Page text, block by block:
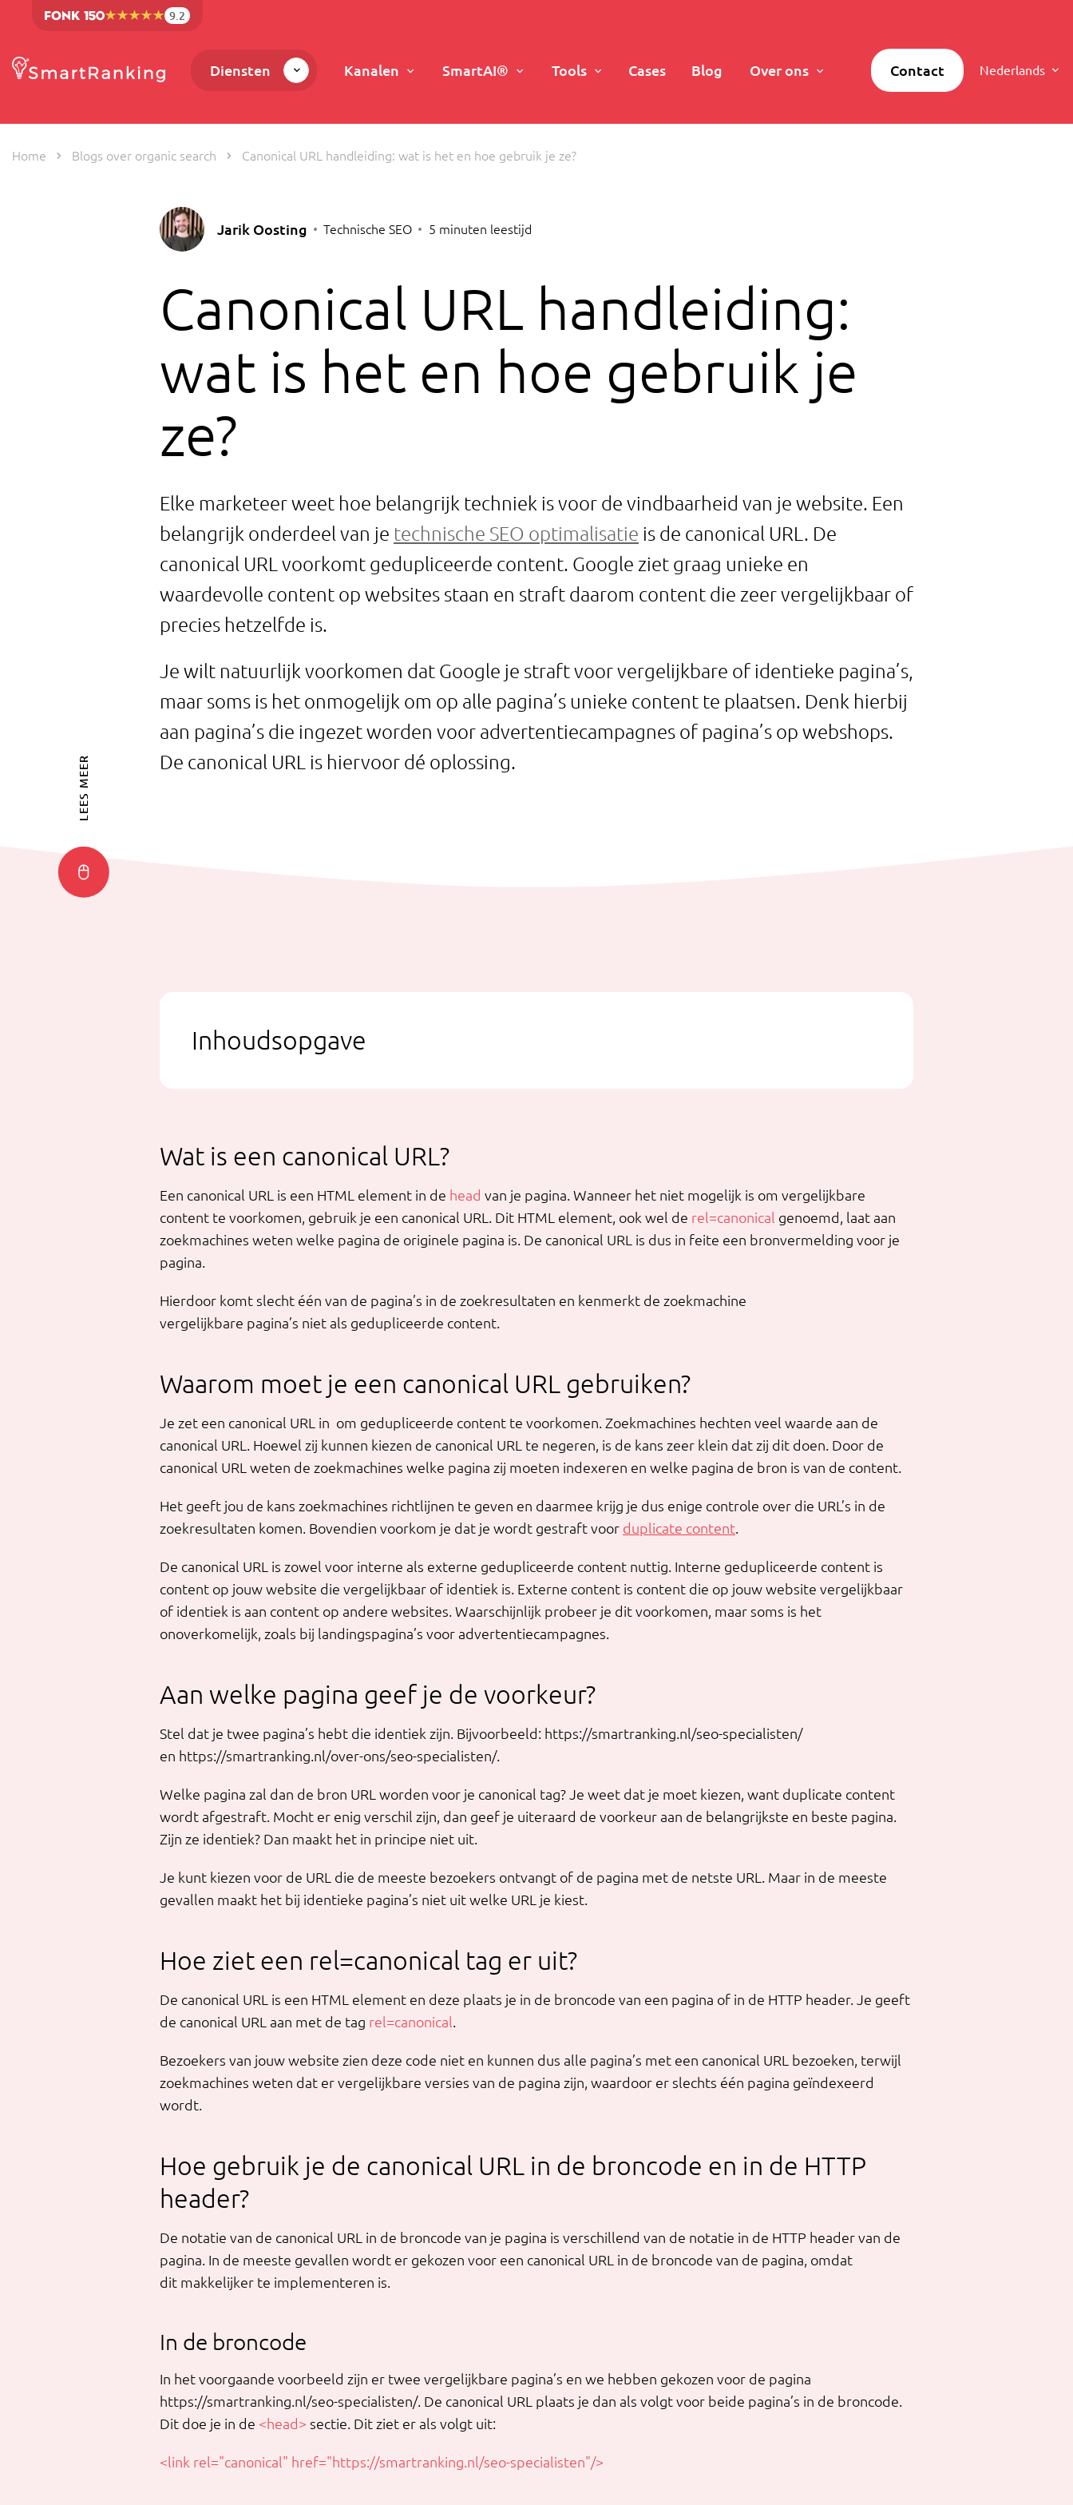
9.2
Diensten Kanalen SmartAI® Tools Cases Blog Over ons Contact Nederlands
Home Blogs over organic search Canonical URL handleiding: wat is het en hoe gebruik je ze?
LEES MEER
Jarik Oosting Technische SEO 5 minuten leestijd
Canonical URL handleiding:
wat is het en hoe gebruik je
ze?
Elke marketeer weet hoe belangrijk techniek is voor de vindbaarheid van je website. Een
belangrijk onderdeel van je technische SEO optimalisatie is de canonical URL. De
canonical URL voorkomt gedupliceerde content. Google ziet graag unieke en
waardevolle content op websites staan en straft daarom content die zeer vergelijkbaar of
precies hetzelfde is.
Je wilt natuurlijk voorkomen dat Google je straft voor vergelijkbare of identieke pagina’s,
maar soms is het onmogelijk om op alle pagina’s unieke content te plaatsen. Denk hierbij
aan pagina’s die ingezet worden voor advertentiecampagnes of pagina’s op webshops.
De canonical URL is hiervoor dé oplossing.
Inhoudsopgave
Wat is een canonical URL?
Een canonical URL is een HTML element in de head van je pagina. Wanneer het niet mogelijk is om vergelijkbare
content te voorkomen, gebruik je een canonical URL. Dit HTML element, ook wel de rel=canonical genoemd, laat aan
zoekmachines weten welke pagina de originele pagina is. De canonical URL is dus in feite een bronvermelding voor je
pagina.
Hierdoor komt slecht één van de pagina’s in de zoekresultaten en kenmerkt de zoekmachine
vergelijkbare pagina’s niet als gedupliceerde content.
Waarom moet je een canonical URL gebruiken?
Je zet een canonical URL in om gedupliceerde content te voorkomen. Zoekmachines hechten veel waarde aan de
canonical URL. Hoewel zij kunnen kiezen de canonical URL te negeren, is de kans zeer klein dat zij dit doen. Door de
canonical URL weten de zoekmachines welke pagina zij moeten indexeren en welke pagina de bron is van de content.
Het geeft jou de kans zoekmachines richtlijnen te geven en daarmee krijg je dus enige controle over die URL’s in de
zoekresultaten komen. Bovendien voorkom je dat je wordt gestraft voor duplicate content.
De canonical URL is zowel voor interne als externe gedupliceerde content nuttig. Interne gedupliceerde content is
content op jouw website die vergelijkbaar of identiek is. Externe content is content die op jouw website vergelijkbaar
of identiek is aan content op andere websites. Waarschijnlijk probeer je dit voorkomen, maar soms is het
onoverkomelijk, zoals bij landingspagina’s voor advertentiecampagnes.
Aan welke pagina geef je de voorkeur?
Stel dat je twee pagina’s hebt die identiek zijn. Bijvoorbeeld: https://smartranking.nl/seo-specialisten/
en https://smartranking.nl/over-ons/seo-specialisten/.
Welke pagina zal dan de bron URL worden voor je canonical tag? Je weet dat je moet kiezen, want duplicate content
wordt afgestraft. Mocht er enig verschil zijn, dan geef je uiteraard de voorkeur aan de belangrijkste en beste pagina.
Zijn ze identiek? Dan maakt het in principe niet uit.
Je kunt kiezen voor de URL die de meeste bezoekers ontvangt of de pagina met de netste URL. Maar in de meeste
gevallen maakt het bij identieke pagina’s niet uit welke URL je kiest.
Hoe ziet een rel=canonical tag er uit?
De canonical URL is een HTML element en deze plaats je in de broncode van een pagina of in de HTTP header. Je geeft
de canonical URL aan met de tag rel=canonical
Bezoekers van jouw website zien deze code niet en kunnen dus alle pagina’s met een canonical URL bezoeken, terwijl
zoekmachines weten dat er vergelijkbare versies van de pagina zijn, waardoor er slechts één pagina geïndexeerd
wordt.
Hoe gebruik je de canonical URL in de broncode en in de HTTP
header?
De notatie van de canonical URL in de broncode van je pagina is verschillend van de notatie in de HTTP header van de
pagina. In de meeste gevallen wordt er gekozen voor een canonical URL in de broncode van de pagina, omdat
dit makkelijker te implementeren is.
In de broncode
In het voorgaande voorbeeld zijn er twee vergelijkbare pagina’s en we hebben gekozen voor de pagina
https://smartranking.nl/seo-specialisten/. De canonical URL plaats je dan als volgt voor beide pagina’s in de broncode.
Dit doe je in de <head> sectie. Dit ziet er als volgt uit:
<link rel="canonical" href="https://smartranking.nl/seo-specialisten"/>